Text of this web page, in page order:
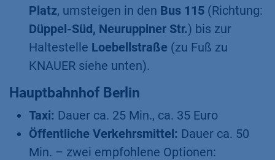
Platz, umsteigen in den Bus 115 (Richtung:
Düppel-Süd, Neuruppiner Str.) bis zur
Haltestelle Loebellstraße (zu Fuß zu
KNAUER siehe unten).
Hauptbahnhof Berlin
Taxi: Dauer ca. 25 Min., ca. 35 Euro
Öffentliche Verkehrsmittel: Dauer ca. 50
Min. – zwei empfohlene Optionen: